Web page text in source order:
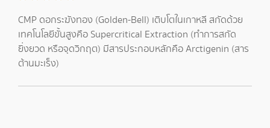
CMP ดอกระฆังทอง (Golden-Bell) เติบโตในเกาหลี สกัดด้วย
เทคโนโลยีขั้นสูงคือ Supercritical Extraction (ทำการสกัด
ยิ่งยวด หรือจุดวิกฤต) มีสารประกอบหลักคือ Arctigenin (สาร
ต้านมะเร็ง)